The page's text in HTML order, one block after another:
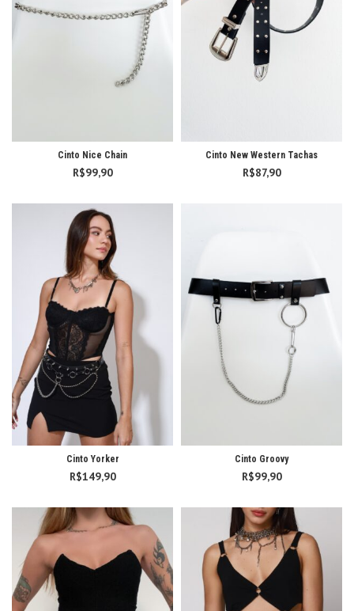
Cinto Nice Chain
R$99,90
Cinto New Western Tachas
R$87,90
Cinto Yorker
R$149,90
Cinto Groovy
R$99,90